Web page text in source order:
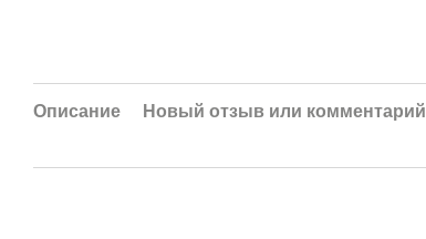
Описание Новый отзыв или комментарий